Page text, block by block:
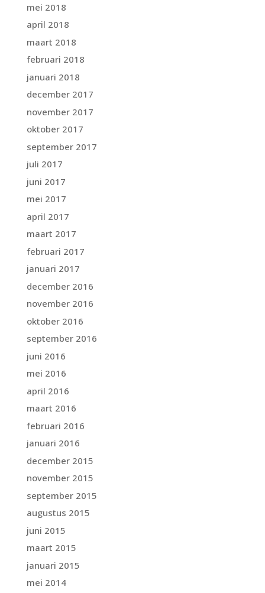
mei 2018
april 2018
maart 2018
februari 2018
januari 2018
december 2017
november 2017
oktober 2017
september 2017
juli 2017
juni 2017
mei 2017
april 2017
maart 2017
februari 2017
januari 2017
december 2016
november 2016
oktober 2016
september 2016
juni 2016
mei 2016
april 2016
maart 2016
februari 2016
januari 2016
december 2015
november 2015
september 2015
augustus 2015
juni 2015
maart 2015
januari 2015
mei 2014